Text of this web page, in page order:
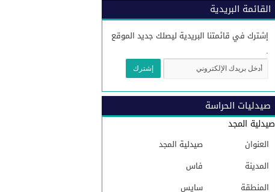
القائمة البريدية
إشترك في قائمتنا البريدية ليصلك جديد الموقع
.
صيدليات الحراسة
صيدلية المجد
العنوان
صيدلية المجد
المدينة
فاس
المنطقة
سايس